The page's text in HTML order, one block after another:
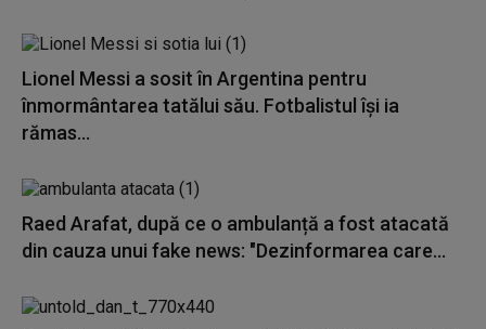
Lionel Messi a sosit în Argentina pentru
înmormântarea tatălui său. Fotbalistul își ia
rămas...
Raed Arafat, după ce o ambulanță a fost atacată
din cauza unui fake news: "Dezinformarea care...